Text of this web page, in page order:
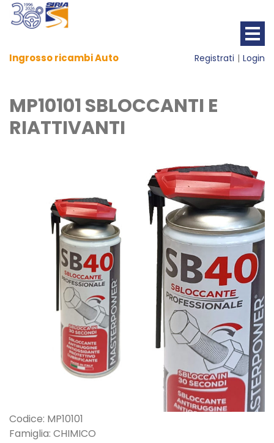
Ingrosso ricambi Auto Registrati Login
MP10101 SBLOCCANTI E
RIATTIVANTI
Codice: MP10101
Famiglia: CHIMICO